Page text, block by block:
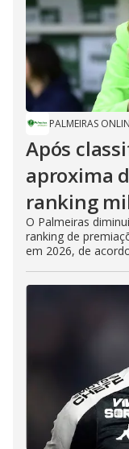
PALMEIRAS
Após
aproxima
ranking
O Palmeiras
ranking de
em 2026, de